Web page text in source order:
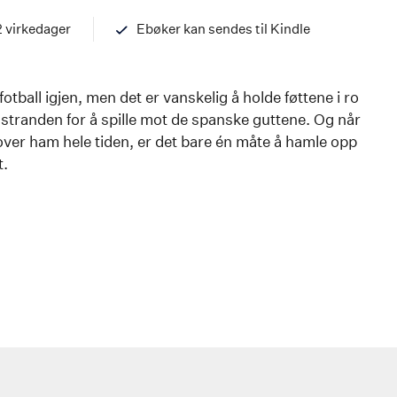
virkedager
Ebøker kan sendes til Kindle
igjen, men det er vanskelig å holde føttene i ro
for å spille mot de spanske guttene. Og når
ham hele tiden, er det bare én måte å hamle opp